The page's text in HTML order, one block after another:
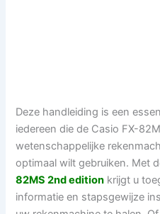
Deze handleiding is een
iedereen die de Casio FX-
wetenschappelijke
optimaal wilt gebruiken. Met
82MS 2nd edition krijgt u
informatie en stapsgewijze